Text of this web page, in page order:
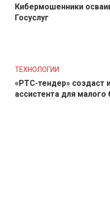
Кибермошенники
Госуслуг
ТЕХНОЛОГИИ
«РТС-тендер» создаст
ассистента для малого